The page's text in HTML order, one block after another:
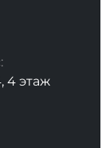
4 этаж